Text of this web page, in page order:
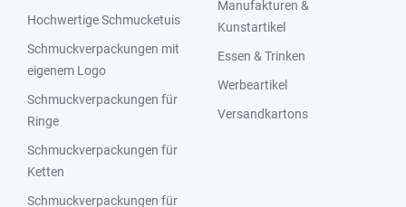
Hochwertige Schmucketuis
Schmuckverpackungen mit
eigenem Logo
Schmuckverpackungen für
Ringe
Schmuckverpackungen für
Ketten
Schmuckverpackungen für
Manufakturen &
Kunstartikel
Essen & Trinken
Werbeartikel
Versandkartons